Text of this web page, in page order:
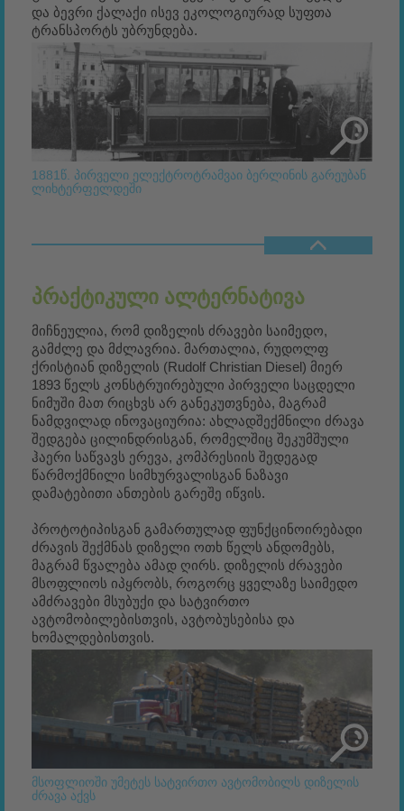
და ბევრი ქალაქი ისევ ეკოლოგიურად სუფთა
ტრანსპორტს უბრუნდება.
1881წ. პირველი ელექტროტრამვაი ბერლინის გარეუბან
ლიხტერფელდეში
ᲞᲠᲐᲥᲢᲘᲙᲣᲚᲘ ᲐᲚᲢᲔᲠᲜᲐᲢᲘᲕᲐ
მიჩნეულია, რომ დიზელის ძრავები საიმედო,
გამძლე და მძლავრია. მართალია, რუდოლფ
ქრისტიან დიზელის (Rudolf Christian Diesel) მიერ
1893 წელს კონსტრუირებული პირველი საცდელი
ნიმუში მათ რიცხვს არ განეკუთვნება, მაგრამ
ნამდვილად ინოვაციურია: ახლადშექმნილი ძრავა
შედგება ცილინდრისგან, რომელშიც შეკუმშული
ჰაერი საწვავს ერევა, კომპრესიის შედეგად
წარმოქმნილი სიმხურვალისგან ნაზავი
დამატებითი ანთების გარეშე იწვის.
პროტოტიპისგან გამართულად ფუნქცინოირებადი
ძრავის შექმნას დიზელი ოთხ წელს ანდომებს,
მაგრამ წვალება ამად ღირს. დიზელის ძრავები
მსოფლიოს იპყრობს, როგორც ყველაზე საიმედო
ამძრავები მსუბუქი და სატვირთო
ავტომობილებისთვის, ავტობუსებისა და
ხომალდებისთვის.
მსოფლიოში უმეტეს სატვირთო ავტომობილს დიზელის
ძრავა აქვს